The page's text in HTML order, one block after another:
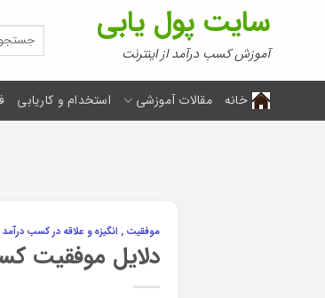
سایت پول یابی
آموزش کسب درآمد از اینترنت
جستجو
برای:
خانه مقالات آموزشی استخدام و کاریابی
موفقیت , انگیزه و علاقه در کسب درآمد
دلایل موفقیت